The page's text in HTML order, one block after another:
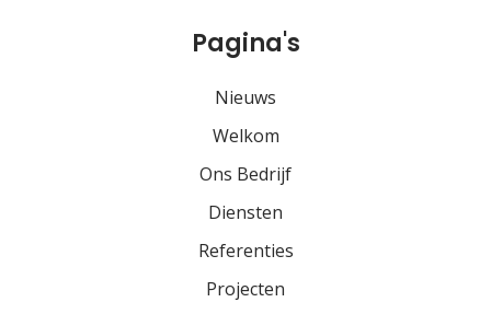
Pagina's
Nieuws
Welkom
Ons Bedrijf
Diensten
Referenties
Projecten